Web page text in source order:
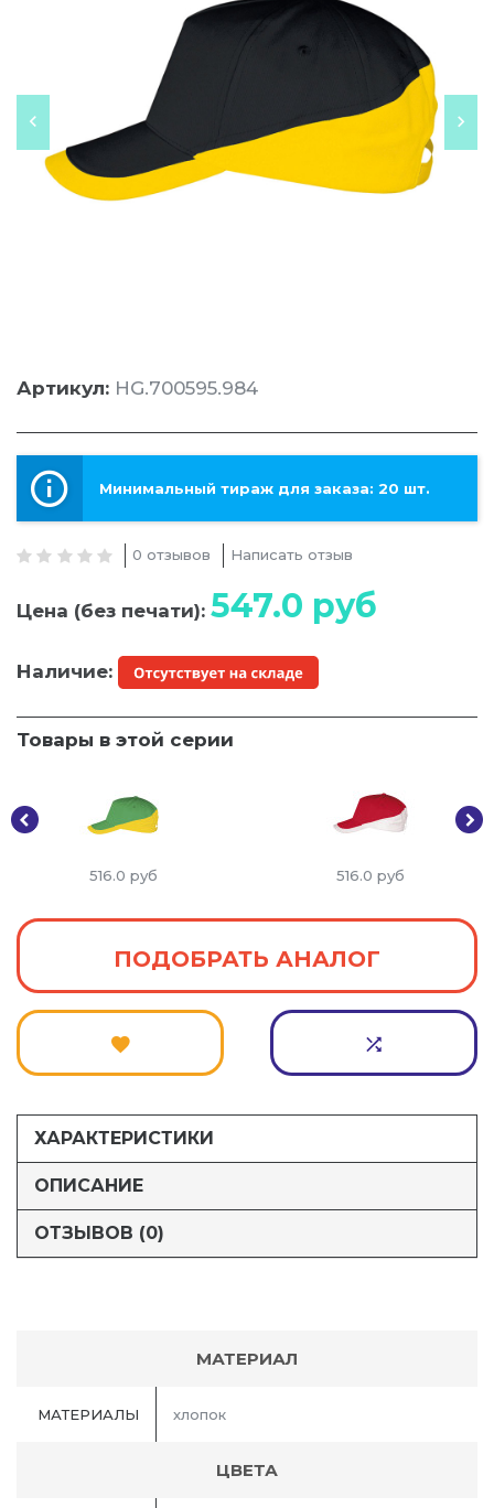
Артикул: HG.700595.984
Минимальный тираж для заказа: 20 шт.
0 отзывов Написать отзыв
Цена (без печати): 547.0 руб
Наличие:
Товары в этой серии
516.0 руб 516.0 руб
ПОДОБРАТЬ АНАЛОГ
ХАРАКТЕРИСТИКИ
ОПИСАНИЕ
ОТЗЫВОВ (0)
МАТЕРИАЛ
МАТЕРИАЛЫ хлопок
ЦВЕТА